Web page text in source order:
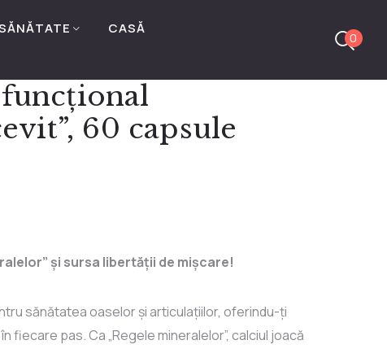
CASĂ
0
60 capsule
și sursa libertății de mișcare!
sănătatea oaselor și articulațiilor, oferindu-ți
fiecare pas. Ca „Regele mineralelor”, calciul joacă